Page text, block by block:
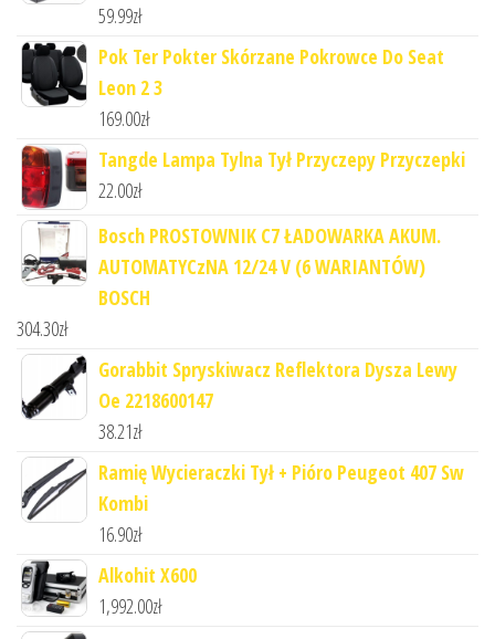
59.99zł
Pok Ter Pokter Skórzane Pokrowce Do Seat
Leon 2 3
169.00zł
Tangde Lampa Tylna Tył Przyczepy Przyczepki
22.00zł
Bosch PROSTOWNIK C7 ŁADOWARKA AKUM.
AUTOMATYCzNA 12/24 V (6 WARIANTÓW)
BOSCH
304.30zł
Gorabbit Spryskiwacz Reflektora Dysza Lewy
Oe 2218600147
38.21zł
Ramię Wycieraczki Tył + Pióro Peugeot 407 Sw
Kombi
16.90zł
Alkohit X600
1,992.00zł